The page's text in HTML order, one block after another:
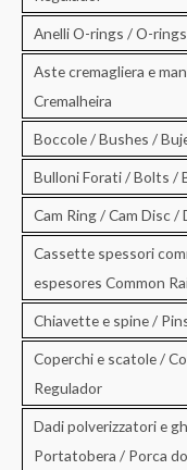
Anelli O-rings / O-
Aste cremagliera e
Cremalheira
Boccole / Bushes /
Bulloni Forati / Bolts /
Cam Ring / Cam Disc /
Cassette spessori
espesores Common
Chiavette e spine /
Coperchi e scatole /
Regulador
Dadi polverizzatori e
Portatobera / Porca